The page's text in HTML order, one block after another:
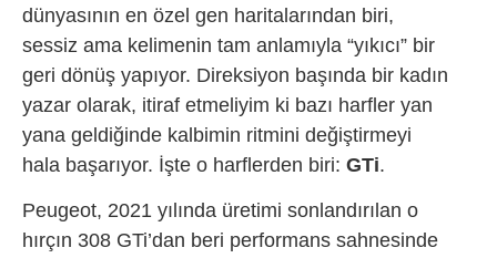
dünyasının en özel gen haritalarından biri,
sessiz ama kelimenin tam anlamıyla “yıkıcı” bir
geri dönüş yapıyor. Direksiyon başında bir kadın
yazar olarak, itiraf etmeliyim ki bazı harfler yan
yana geldiğinde kalbimin ritmini değiştirmeyi
hala başarıyor. İşte o harflerden biri: GTi.
Peugeot, 2021 yılında üretimi sonlandırılan o
hırçın 308 GTi’dan beri performans sahnesinde